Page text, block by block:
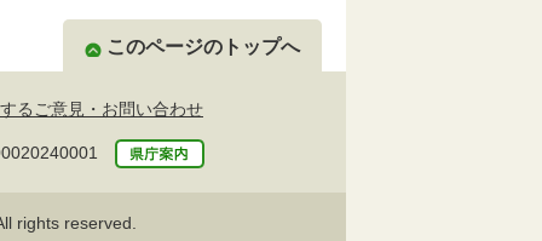
このページのトップへ
るご意見・お問い合わせ
rights reserved.